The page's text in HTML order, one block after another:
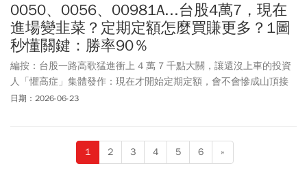
0050、0056、00981A...台股4萬7，現在
進場變韭菜？定期定額怎麼買賺更多？1圖
秒懂關鍵：勝率90％
編按：台股一路高歌猛進衝上 4 萬 7 千點大關，讓還沒上車的投資
人「懼高症」集體發作：現在才開始定期定額，會不會慘成山頂接
盤的韭菜？還有進場究竟該選最穩健的市值型（0050）、每月有現
猜出來的，而是靠時間熬出來的。本文用 1 張圖帶你釐清 4 大類
ETF 的核心配置邏輯，並揭開勝率高達 90% 的致勝關鍵！
日期：2026-06-23
1 2 3 4 5 6 »